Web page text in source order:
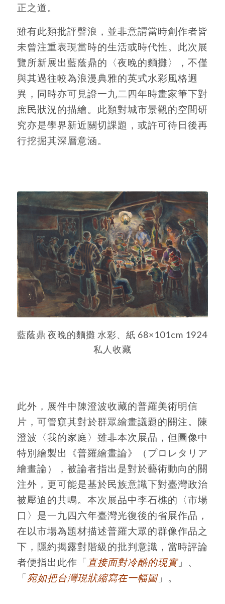
正之道。
雖有此類批評聲浪，並非意謂當時創作者皆
未曾注重表現當時的生活或時代性。此次展
覽所新展出藍蔭鼎的〈夜晚的麵攤〉，不僅
與其過往較為浪漫典雅的英式水彩風格迥
異，同時亦可見證一九二四年時畫家筆下對
庶民狀況的描繪。此類對城市景觀的空間研
究亦是學界新近關切課題，或許可待日後再
行挖掘其深層意涵。
藍蔭鼎 夜晚的麵攤 水彩、紙 68×101cm 1924
私人收藏
此外，展件中陳澄波收藏的普羅美術明信
片，可管窺其對於群眾繪畫議題的關注。陳
澄波〈我的家庭〉雖非本次展品，但圖像中
特別繪製出《普羅繪畫論》（プロレタリア
繪畫論），被論者指出是對於藝術動向的關
注外，更可能是基於民族意識下對臺灣政治
被壓迫的共鳴。本次展品中李石樵的〈市場
口〉是一九四六年臺灣光復後的省展作品，
在以市場為題材描述普羅大眾的群像作品之
下，隱約揭露對階級的批判意識，當時評論
者便指出此作「 直接面對冷酷的現實」、
「 宛如把台灣現狀縮寫在一幅圖」。